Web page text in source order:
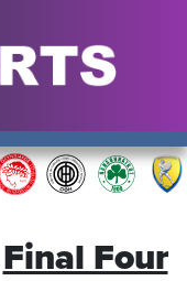
Final Four